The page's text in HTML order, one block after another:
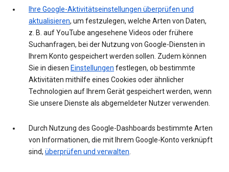
Ihre Google-Aktivitätseinstellungen überprüfen und
aktualisieren, um festzulegen, welche Arten von Daten,
z. B. auf YouTube angesehene Videos oder frühere
Suchanfragen, bei der Nutzung von Google-Diensten in
Ihrem Konto gespeichert werden sollen. Zudem können
Sie in diesen Einstellungen festlegen, ob bestimmte
Aktivitäten mithilfe eines Cookies oder ähnlicher
Technologien auf Ihrem Gerät gespeichert werden, wenn
Sie unsere Dienste als abgemeldeter Nutzer verwenden.
Durch Nutzung des Google-Dashboards bestimmte Arten
von Informationen, die mit Ihrem Google-Konto verknüpft
sind, überprüfen und verwalten.